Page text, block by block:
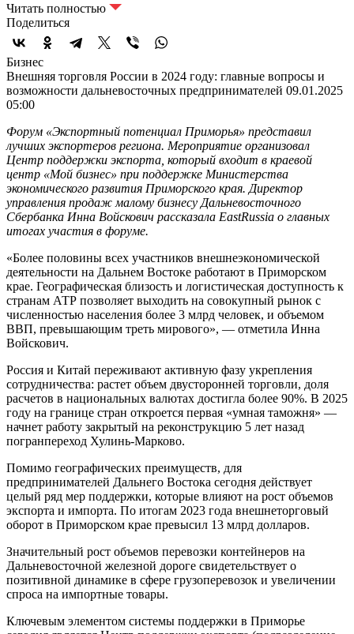
Читать полностью
Поделиться
Бизнес
Внешняя торговля России в 2024 году: главные вопросы и
возможности дальневосточных предпринимателей 09.01.2025
05:00
Форум «Экспортный потенциал Приморья» представил
лучших экспортеров региона. Мероприятие организовал
Центр поддержки экспорта, который входит в краевой
центр «Мой бизнес» при поддержке Министерства
экономического развития Приморского края. Директор
управления продаж малому бизнесу Дальневосточного
Сбербанка Инна Войскович рассказала EastRussia о главных
итогах участия в форуме.
«Более половины всех участников внешнеэкономической
деятельности на Дальнем Востоке работают в Приморском
крае. Географическая близость и логистическая доступность к
странам АТР позволяет выходить на совокупный рынок с
численностью населения более 3 млрд человек, и объемом
ВВП, превышающим треть мирового», — отметила Инна
Войскович.
Россия и Китай переживают активную фазу укрепления
сотрудничества: растет объем двусторонней торговли, доля
расчетов в национальных валютах достигла более 90%. В 2025
году на границе стран откроется первая «умная таможня» —
начнет работу закрытый на реконструкцию 5 лет назад
погранпереход Хулинь-Марково.
Помимо географических преимуществ, для
предпринимателей Дальнего Востока сегодня действует
целый ряд мер поддержки, которые влияют на рост объемов
экспорта и импорта. По итогам 2023 года внешнеторговый
оборот в Приморском крае превысил 13 млрд долларов.
Значительный рост объемов перевозки контейнеров на
Дальневосточной железной дороге свидетельствует о
позитивной динамике в сфере грузоперевозок и увеличении
спроса на импортные товары.
Ключевым элементом системы поддержки в Приморье